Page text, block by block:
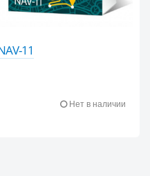
11
Нет в наличии